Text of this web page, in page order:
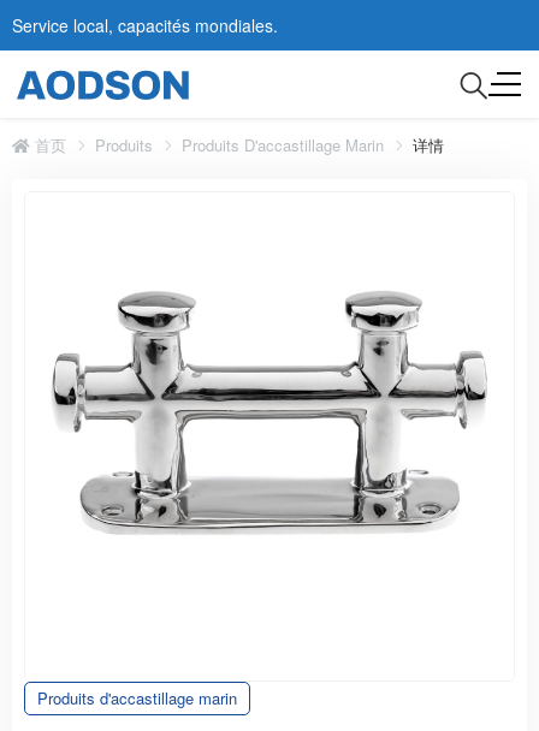
Service local, capacités mondiales.
首页 Produits Produits D'accastillage Marin 详情
Produits d'accastillage marin